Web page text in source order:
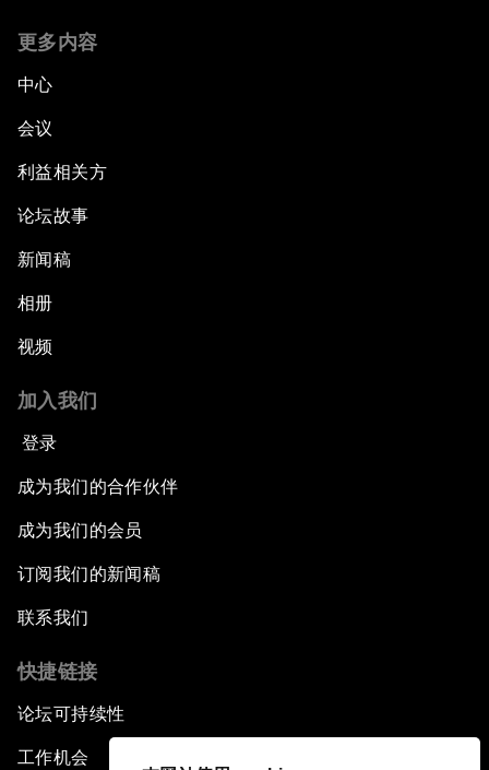
更多内容
中心
会议
利益相关方
论坛故事
新闻稿
相册
视频
加入我们
登录
成为我们的合作伙伴
成为我们的会员
订阅我们的新闻稿
联系我们
快捷链接
论坛可持续性
工作机会